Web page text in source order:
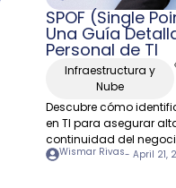
SPOF (Single
Una Guía
Personal de TI
Infraestructura y
Nube
Descubre cómo
en TI para asegurar
continuidad del
Wismar Rivas- April 21,